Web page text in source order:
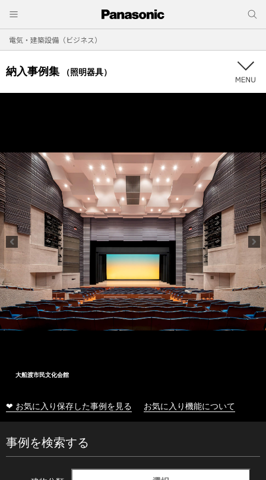
電気・建築設備（ビジネス）
納入事例集 （照明器具）
大船渡市民文化会館
❤ お気に入り保存した事例を見る お気に入り機能について
事例を検索する